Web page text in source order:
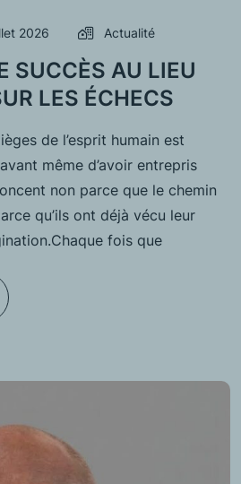
2026 Actualité
SUCCÈS AU LIEU
LES ÉCHECS
de l’esprit humain est
même d’avoir entrepris
non parce que le chemin
qu’ils ont déjà vécu leur
fois que